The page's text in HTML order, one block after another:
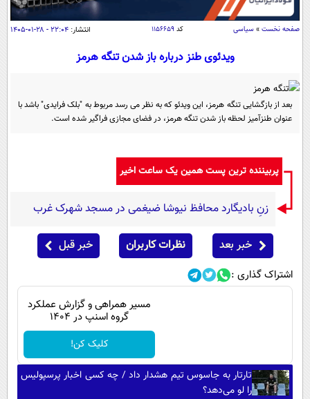
اقتصاد
اقتصادی
جامعه
حوادث
سلامت
محیط زیست
سفر و تفریح
بین الملل
سیاست خارجی
فرهنگ و هنر
فناوری و It
قرآن
سرگرمی
باشگاه مغز
فیلم
اقتصاد
سیاست
گوناگون
عصر ایران 2
داستان کوتاه
آشپزی
صفحه نخست » سیاسی کد۱۱۵۶۶۵۹ انتشار: ۲۲:۰۴ - ۲۸-۰۱-۱۴۰۵
ویدئوی طنز درباره باز شدن تنگه هرمز
بعد از بازگشایی تنگه هرمز، این ویدئو که به نظر می رسد مربوط به "بلک فرایدی" باشد با
عنوان طنزآمیز لحظه باز شدن تنگه هرمز، در فضای مجازی فراگیر شده است.
پربیننده ترین پست همین یک ساعت اخیر
زنِ بادیگارد محافظ نیوشا ضیغمی در مسجد شهرک غرب
خبر بعد نظرات کاربران خبر قبل
اشتراک گذاری :
مسیر همراهی و گزارش عملکرد
گروه اسنپ در ۱۴۰۴
کلیک کن!
تارتار به جاسوس تیم هشدار داد / چه کسی اخبار پرسپولیس
را لو می‌دهد؟